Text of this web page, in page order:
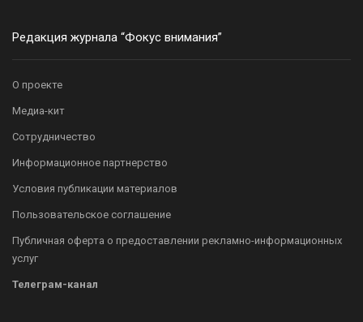
Редакция журнала “Фокус внимания”
О проекте
Медиа-кит
Сотрудничество
Информационное партнерство
Условия публикации материалов
Пользовательское соглашение
Публичная оферта о предоставлении рекламно-информационных
услуг
Телеграм-канал